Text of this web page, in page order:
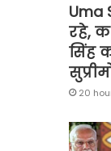
Uma
रहे,
सिंह
20